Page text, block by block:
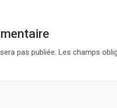
pas publiée. Les champs